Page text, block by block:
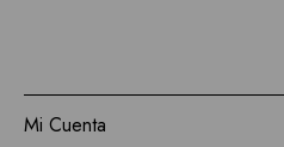
Mi Cuenta